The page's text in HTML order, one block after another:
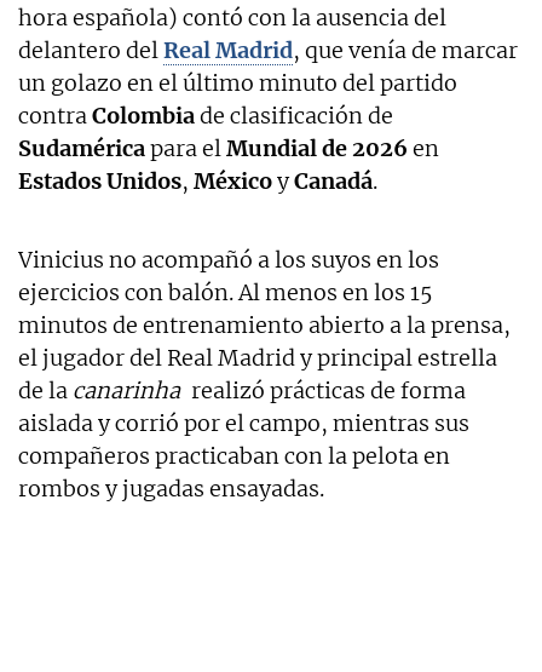
hora española) contó con la ausencia del
delantero delReal Madrid, que venía de marcar
un golazo en el último minuto del partido
contraColombiade clasificación de
Sudaméricapara elMundial de 2026 en
Estados Unidos, MéxicoyCanadá.
Vinicius no acompañó a los suyos en los
ejercicios con balón. Al menos en los 15
minutos de entrenamiento abierto a la prensa,
el jugador del Real Madrid y principal estrella
de la canarinha realizó prácticas de forma
aislada y corrió por el campo, mientras sus
compañeros practicaban con la pelota en
rombos y jugadas ensayadas.